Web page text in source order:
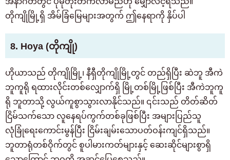
တိုကျိုမြို့ရှိ အိမ်ခြံမြေများအတွက် ဤနေရာကို နှိပ်ပါ
8. Hoya (တိုကျို)
ဟိုယာသည် တိုကျိုမြို့၊ နီရှီတိုကျိုမြို့တွင် တည်ရှိပြီး ဆဲဘူ အီကဲ
ဘူကူရို ရထားလိုင်းတစ်လျှောက်ရှိ မြို့တစ်မြို့ဖြစ်ပြီး အီကဲဘူကူ
ရို ဘူတာသို့ လွယ်ကူစွာသွားလာနိုင်သည်။ ၎င်းသည် တိတ်ဆိတ်
ငြိမ်သက်သော လူနေရပ်ကွက်တစ်ခုဖြစ်ပြီး အများပြည်သူ
လုံခြုံရေးကောင်းမွန်ပြီး ငြိမ်းချမ်းသောပတ်ဝန်းကျင်ရှိသည်။
ဘူတာရုံတစ်ဝိုက်တွင် စူပါမားကတ်များနှင့် ဆေးဆိုင်များစွာရှိ